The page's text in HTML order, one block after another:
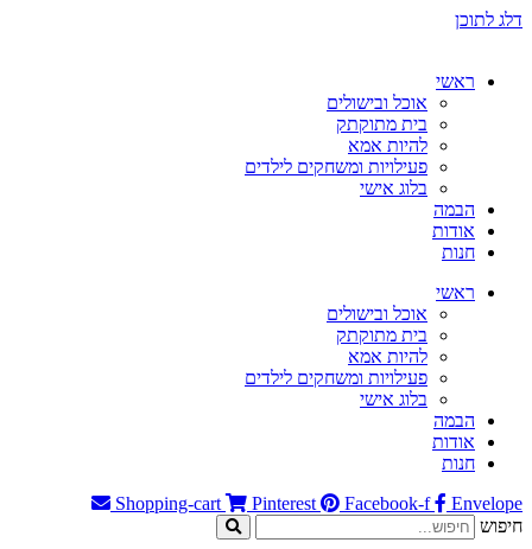
דלג לתוכן
ראשי
אוכל ובישולים
בית מתוקתק
להיות אמא
פעילויות ומשחקים לילדים
בלוג אישי
הבמה
אודות
חנות
ראשי
אוכל ובישולים
בית מתוקתק
להיות אמא
פעילויות ומשחקים לילדים
בלוג אישי
הבמה
אודות
חנות
Shopping-cart
Pinterest Facebook-f
Envelope
חיפוש